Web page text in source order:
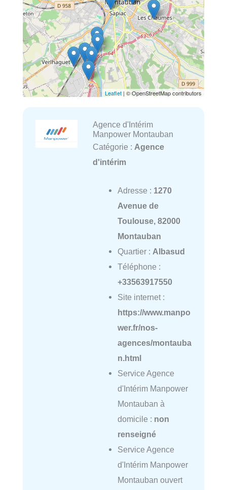
Leaflet | © OpenStreetMap contributors
Agence d'Intérim
Manpower Montauban
Catégorie : Agence
d'intérim
Adresse : 1270
Avenue de
Toulouse, 82000
Montauban
Quartier : Albasud
Téléphone :
+33563917550
Site internet :
https://www.manpo
wer.fr/nos-
agences/montauba
n.html
Service Agence
d'Intérim Manpower
Montauban à
domicile : non
renseigné
Service Agence
d'Intérim Manpower
Montauban ouvert